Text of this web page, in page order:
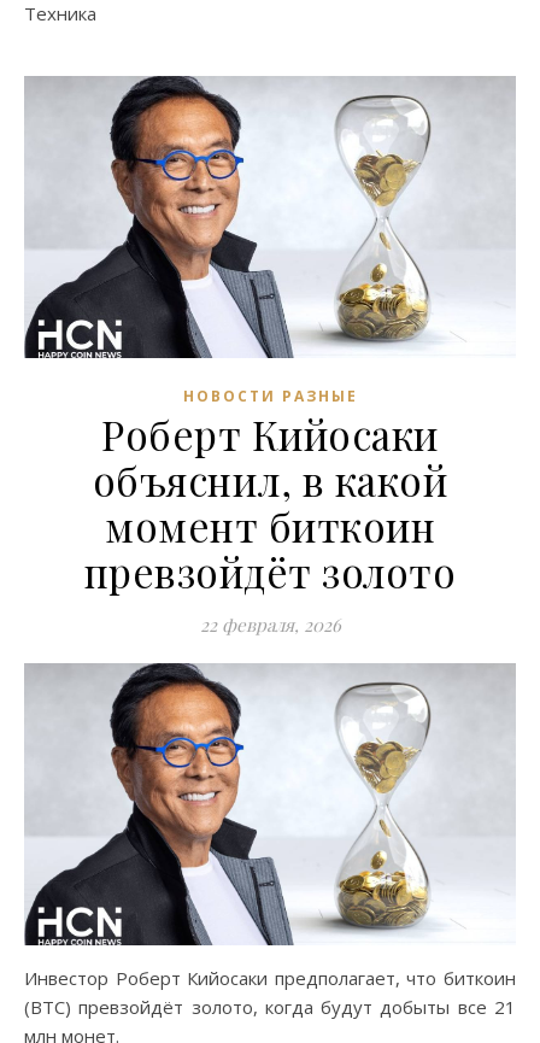
Техника
НОВОСТИ РАЗНЫЕ
Роберт Кийосаки
объяснил, в какой
момент биткоин
превзойдёт золото
22 февраля, 2026
Инвестор Роберт Кийосаки предполагает, что биткоин
(BTC) превзойдёт золото, когда будут добыты все 21
млн монет.